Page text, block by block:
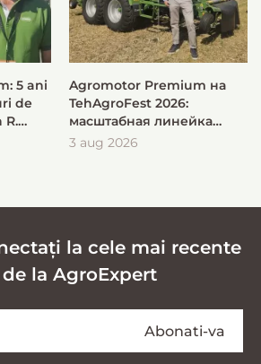
5 ani
de
R.
Agromotor Premium на
TehAgroFest 2026:
масштабная линейка
KRONE для быстрой и
3 aug 2026
la cele mai recente
la AgroExpert